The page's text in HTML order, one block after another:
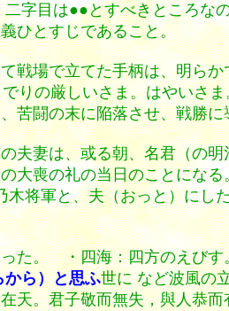
字目は●●とすべきところな
ひとすじであること。
戦場で立てた手柄は、明
りの厳しいさま。はやい
苦闘の末に陥落させ、戦勝に
夫妻は、或る朝、名君（
大喪の礼の当日のことにな
木将軍と、夫（おっと）に
た。 ・四海：四方のえび
から）と思ふ世に など波風の
天。君子敬而無失，與人恭而